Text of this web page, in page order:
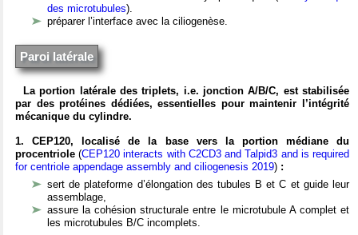
des microtubules).
préparer l’interface avec la ciliogenèse.
Paroi latérale
La portion latérale des triplets, i.e. jonction A/B/C, est stabilisée
par des protéines dédiées, essentielles pour maintenir l’intégrité
mécanique du cylindre.
1. CEP120, localisé de la base vers la portion médiane du
procentriole(CEP120 interacts with C2CD3 and Talpid3 and is required
for centriole appendage assembly and ciliogenesis 2019) :
sert de plateforme d’élongation des tubules B et C et guide leur
assemblage,
assure la cohésion structurale entre le microtubule A complet et
les microtubules B/C incomplets.